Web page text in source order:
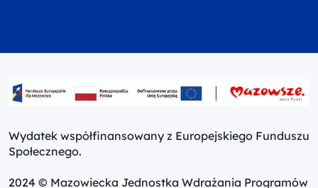
Wydatek współfinansowany z Europejskiego Funduszu
Społecznego.
2024 © Mazowiecka Jednostka Wdrażania Programów